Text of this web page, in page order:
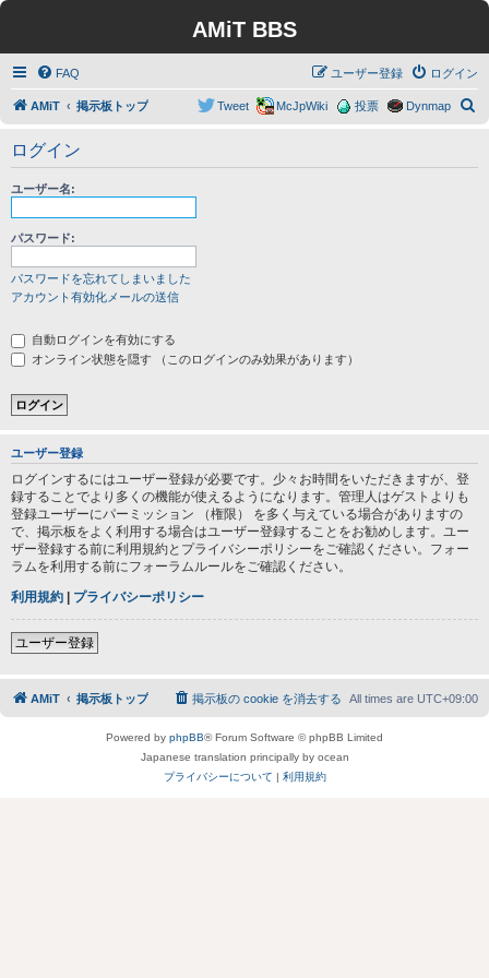
AMiT BBS
FAQ ログイン
ユーザー登録
AMiT 掲示板トップ Dynmap
投票
McJpWiki
Tweet
ログイン
ユーザー名:
パスワード:
パスワードを忘れてしまいました
アカウント有効化メールの送信
自動ログインを有効にする
オンライン状態を隠す （このログインのみ効果があります）
ユーザー登録
ログインするにはユーザー登録が必要です。少々お時間をいただきますが、登
録することでより多くの機能が使えるようになります。管理人はゲストよりも
登録ユーザーにパーミッション （権限） を多く与えている場合がありますの
で、掲示板をよく利用する場合はユーザー登録することをお勧めします。ユー
ザー登録する前に利用規約とプライバシーポリシーをご確認ください。フォー
ラムを利用する前にフォーラムルールをご確認ください。
利用規約 | プライバシーポリシー
ユーザー登録
AMiT 掲示板トップ All times are UTC+09:00
掲示板の cookie を消去する
Powered by phpBB® Forum Software © phpBB Limited
Japanese translation principally by ocean
プライバシーについて | 利用規約